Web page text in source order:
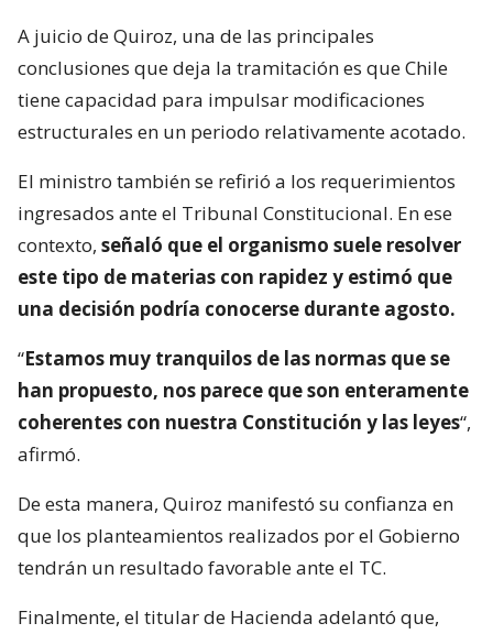
A juicio de Quiroz, una de las principales
conclusiones que deja la tramitación es que Chile
tiene capacidad para impulsar modificaciones
estructurales en un periodo relativamente acotado.
El ministro también se refirió a los requerimientos
ingresados ante el Tribunal Constitucional. En ese
contexto, señaló que el organismo suele resolver
este tipo de materias con rapidez y estimó que
una decisión podría conocerse durante agosto.
“Estamos muy tranquilos de las normas que se
han propuesto, nos parece que son enteramente
coherentes con nuestra Constitución y las leyes“,
afirmó.
De esta manera, Quiroz manifestó su confianza en
que los planteamientos realizados por el Gobierno
tendrán un resultado favorable ante el TC.
Finalmente, el titular de Hacienda adelantó que,